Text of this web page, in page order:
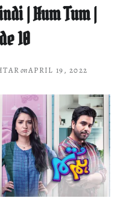
| Hum Tum |
10
onAPRIL 19, 2022